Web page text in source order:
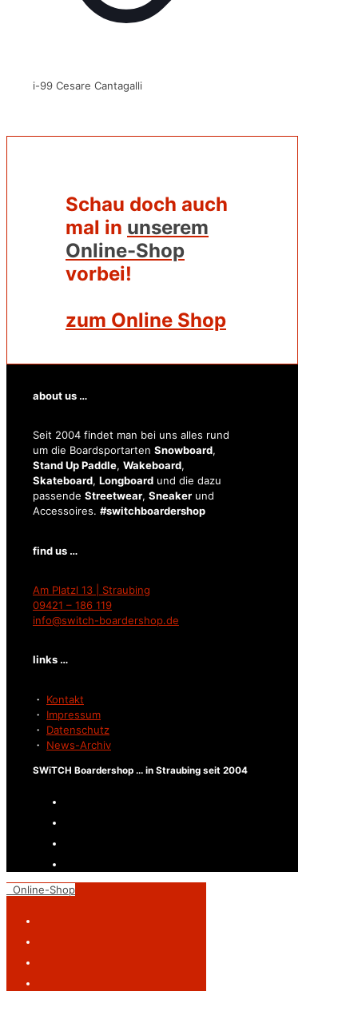
i-99 Cesare Cantagalli
Schau doch auch
mal in unserem
Online-Shop
vorbei!
zum Online Shop
about us …
Seit 2004 findet man bei uns alles rund
um die Boardsportarten Snowboard,
Stand Up Paddle, Wakeboard,
Skateboard, Longboard und die dazu
passende Streetwear, Sneaker und
Accessoires. #switchboardershop
find us …
Am Platzl 13 | Straubing
09421 – 186 119
info@switch-boardershop.de
links …
・ Kontakt
・ Impressum
・ Datenschutz
・ News-Archiv
SWiTCH Boardershop ... in Straubing seit 2004
Online-Shop